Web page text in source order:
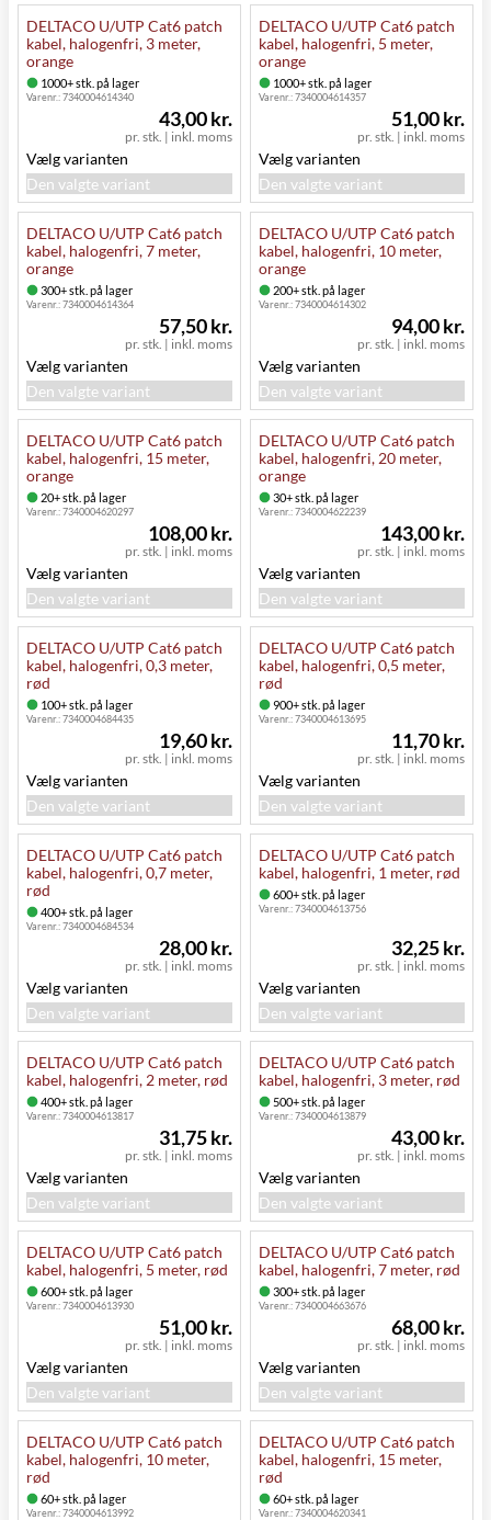
DELTACO U/UTP Cat6 patch
kabel, halogenfri, 3 meter,
orange
1000+ stk. på lager
Varenr.:7340004614340
pr. stk. | inkl. moms
43,00 kr.
Vælg varianten
Den valgte variant
DELTACO U/UTP Cat6 patch
kabel, halogenfri, 5 meter,
orange
1000+ stk. på lager
Varenr.:7340004614357
pr. stk. | inkl. moms
51,00 kr.
Vælg varianten
Den valgte variant
DELTACO U/UTP Cat6 patch
kabel, halogenfri, 7 meter,
orange
300+ stk. på lager
Varenr.:7340004614364
pr. stk. | inkl. moms
57,50 kr.
Vælg varianten
Den valgte variant
DELTACO U/UTP Cat6 patch
kabel, halogenfri, 10 meter,
orange
200+ stk. på lager
Varenr.:7340004614302
pr. stk. | inkl. moms
94,00 kr.
Vælg varianten
Den valgte variant
DELTACO U/UTP Cat6 patch
kabel, halogenfri, 15 meter,
orange
20+ stk. på lager
Varenr.:7340004620297
pr. stk. | inkl. moms
108,00 kr.
Vælg varianten
Den valgte variant
DELTACO U/UTP Cat6 patch
kabel, halogenfri, 20 meter,
orange
30+ stk. på lager
Varenr.:7340004622239
pr. stk. | inkl. moms
143,00 kr.
Vælg varianten
Den valgte variant
DELTACO U/UTP Cat6 patch
kabel, halogenfri, 0,3 meter,
rød
100+ stk. på lager
Varenr.:7340004684435
pr. stk. | inkl. moms
19,60 kr.
Vælg varianten
Den valgte variant
DELTACO U/UTP Cat6 patch
kabel, halogenfri, 0,5 meter,
rød
900+ stk. på lager
Varenr.:7340004613695
pr. stk. | inkl. moms
11,70 kr.
Vælg varianten
Den valgte variant
DELTACO U/UTP Cat6 patch
kabel, halogenfri, 0,7 meter,
rød
400+ stk. på lager
Varenr.:7340004684534
pr. stk. | inkl. moms
28,00 kr.
Vælg varianten
Den valgte variant
DELTACO U/UTP Cat6 patch
kabel, halogenfri, 1 meter, rød
600+ stk. på lager
Varenr.:7340004613756
pr. stk. | inkl. moms
32,25 kr.
Vælg varianten
Den valgte variant
DELTACO U/UTP Cat6 patch
kabel, halogenfri, 2 meter, rød
400+ stk. på lager
Varenr.:7340004613817
pr. stk. | inkl. moms
31,75 kr.
Vælg varianten
Den valgte variant
DELTACO U/UTP Cat6 patch
kabel, halogenfri, 3 meter, rød
500+ stk. på lager
Varenr.:7340004613879
pr. stk. | inkl. moms
43,00 kr.
Vælg varianten
Den valgte variant
DELTACO U/UTP Cat6 patch
kabel, halogenfri, 5 meter, rød
600+ stk. på lager
Varenr.:7340004613930
pr. stk. | inkl. moms
51,00 kr.
Vælg varianten
Den valgte variant
DELTACO U/UTP Cat6 patch
kabel, halogenfri, 7 meter, rød
300+ stk. på lager
Varenr.:7340004663676
pr. stk. | inkl. moms
68,00 kr.
Vælg varianten
Den valgte variant
DELTACO U/UTP Cat6 patch
kabel, halogenfri, 10 meter,
rød
60+ stk. på lager
Varenr.:7340004613992
DELTACO U/UTP Cat6 patch
kabel, halogenfri, 15 meter,
rød
60+ stk. på lager
Varenr.:7340004620341